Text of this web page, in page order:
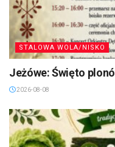
STALOWA WOLA/NISKO
Jeżówe: Święto
2026-08-08